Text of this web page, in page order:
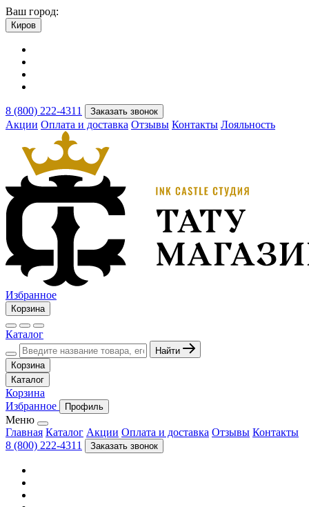
Ваш город:
Киров
8 (800) 222-4311 Заказать звонок
Акции Оплата и доставка Отзывы Контакты Лояльность
Избранное
Корзина
Каталог
Найти
Корзина
Каталог
Корзина
Избранное
Профиль
Меню
Главная Каталог Акции Оплата и доставка Отзывы Контакты
8 (800) 222-4311
Заказать звонок